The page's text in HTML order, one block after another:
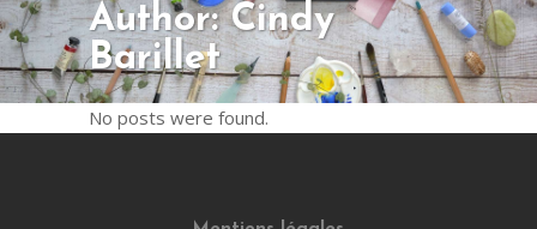
Author: Cindy
Barillet
No posts were found.